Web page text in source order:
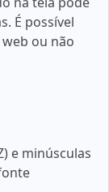
É possível
ou não
e minúsculas